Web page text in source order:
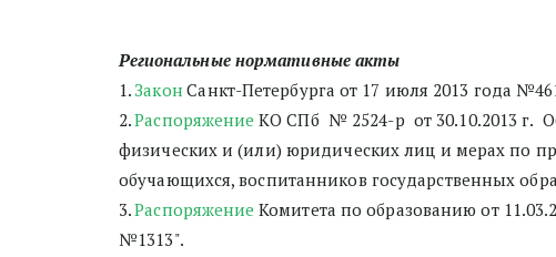
Региональные нормативные акты
1. Закон Санкт-Петербурга от 17 июля 2013 года
2. Распоряжение КО СПб  № 2524-р  от 30.10.2013 г.
физических и (или) юридических лиц и мерах по
обучающихся, воспитанников государственных
3. Распоряжение Комитета по образованию от
№1313".